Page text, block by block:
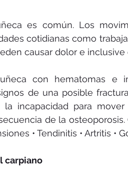
es común. Los
cotidianas como
causar dolor e
con hematomas e
de una posible
la incapacidad para
de la
• Tendinitis • Artritis •
carpiano